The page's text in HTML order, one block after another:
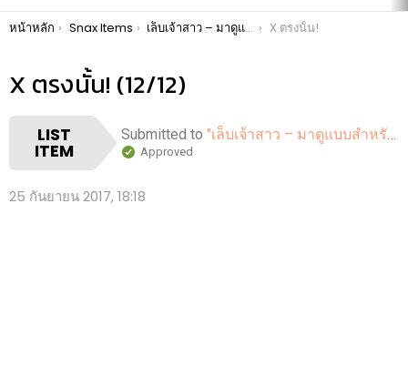
You are here:
หน้าหลัก Snax Items เล็บเจ้าสาว – มาดูแบบสำหรับ ทำเล็บเจ้าสาว กัน! X ตรงนั้น!
X ตรงนั้น! (12/12)
LIST
ITEM
Submitted to "เล็บเจ้าสาว – มาดูแบบสำหรับ ทำเล็บเจ้าสาว กัน!"
Approved
25 กันยายน 2017, 18:18